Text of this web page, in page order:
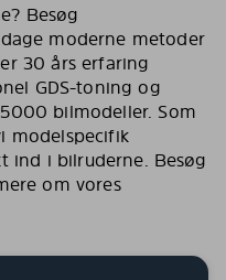
Besøg
moderne metoder
30 års erfaring
GDS-toning og
bilmodeller. Som
modelspecifik
ind i bilruderne. Besøg
om vores